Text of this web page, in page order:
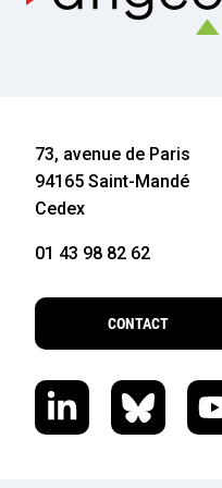
73, avenue de Paris
94165 Saint-Mandé
Cedex
01 43 98 82 62
CONTACT